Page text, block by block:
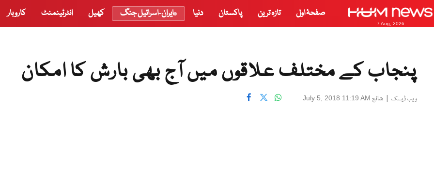
7 Aug, 2026
صفحۂ اول تازہ ترین پاکستان دنیا ایران-اسرائیل جنگ کھیل انٹرٹینمنٹ کاروبار
پنجاب کے مختلف علاقوں میں آج بھی بارش کا امکان
ویب ڈیسک | شائع July 5, 2018 11:19 AM